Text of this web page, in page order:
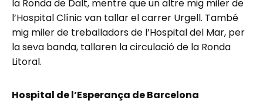
la Ronda de Dalt, mentre que un altre mig miler de
l’Hospital Clínic van tallar el carrer Urgell. També
mig miler de treballadors de l’Hospital del Mar, per
la seva banda, tallaren la circulació de la Ronda
Litoral.
Hospital de l’Esperança de Barcelona